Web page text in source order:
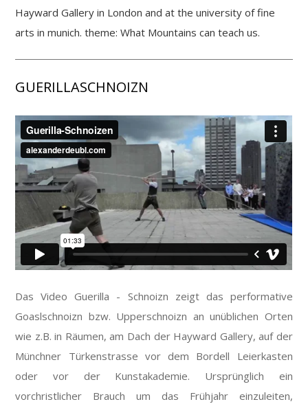
Hayward Gallery in London and at the university of fine
arts in munich. theme: What Mountains can teach us.
GUERILLASCHNOIZN
Das Video Guerilla - Schnoizn zeigt das performative
Goaslschnoizn bzw. Upperschnoizn an unüblichen Orten
wie z.B. in Räumen, am Dach der Hayward Gallery, auf der
Münchner Türkenstrasse vor dem Bordell Leierkasten
oder vor der Kunstakademie. Ursprünglich ein
vorchristlicher Brauch um das Frühjahr einzuleiten,